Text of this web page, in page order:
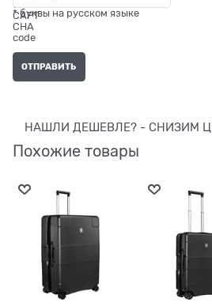
* буквы на русском языке
НАШЛИ ДЕШЕВЛЕ? - СНИЗИМ
Похожие товары